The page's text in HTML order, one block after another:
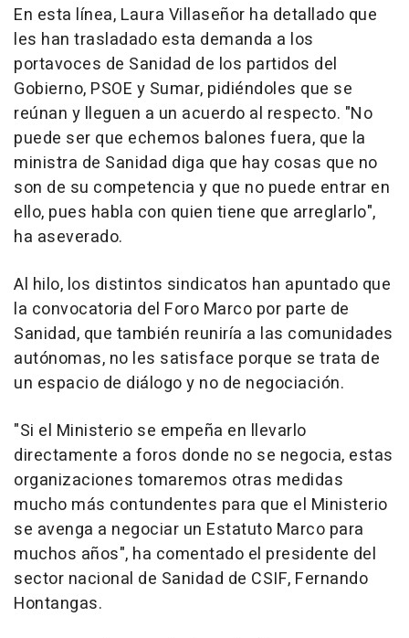
En esta línea, Laura Villaseñor ha detallado que
les han trasladado esta demanda a los
portavoces de Sanidad de los partidos del
Gobierno, PSOE y Sumar, pidiéndoles que se
reúnan y lleguen a un acuerdo al respecto. "No
puede ser que echemos balones fuera, que la
ministra de Sanidad diga que hay cosas que no
son de su competencia y que no puede entrar en
ello, pues habla con quien tiene que arreglarlo",
ha aseverado.
Al hilo, los distintos sindicatos han apuntado que
la convocatoria del Foro Marco por parte de
Sanidad, que también reuniría a las comunidades
autónomas, no les satisface porque se trata de
un espacio de diálogo y no de negociación.
"Si el Ministerio se empeña en llevarlo
directamente a foros donde no se negocia, estas
organizaciones tomaremos otras medidas
mucho más contundentes para que el Ministerio
se avenga a negociar un Estatuto Marco para
muchos años", ha comentado el presidente del
sector nacional de Sanidad de CSIF, Fernando
Hontangas.